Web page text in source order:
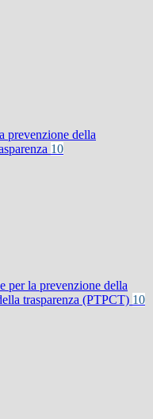
prevenzione della
10
per la prevenzione della
trasparenza (PTPCT) 10